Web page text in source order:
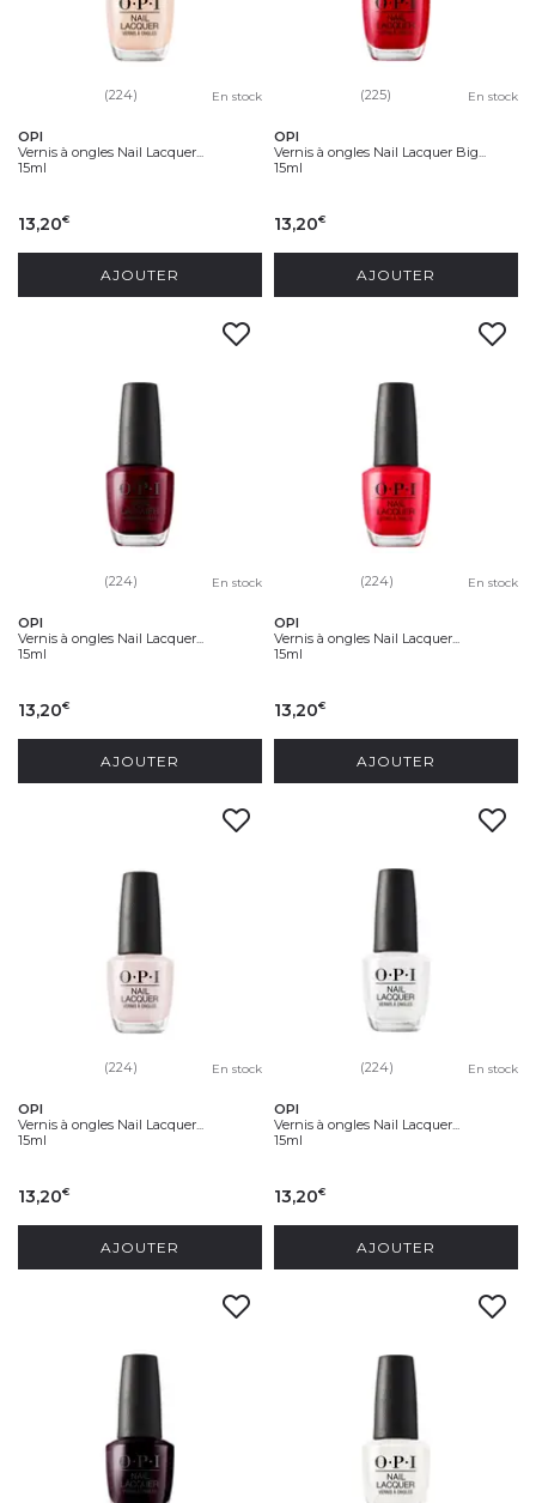
(224) En stock
OPI
Vernis à ongles Nail Lacquer...
15ml
13,20€
AJOUTER
(225) En stock
OPI
Vernis à ongles Nail Lacquer Big...
15ml
13,20€
AJOUTER
(224) En stock
OPI
Vernis à ongles Nail Lacquer...
15ml
13,20€
AJOUTER
(224) En stock
OPI
Vernis à ongles Nail Lacquer...
15ml
13,20€
AJOUTER
(224) En stock
OPI
Vernis à ongles Nail Lacquer...
15ml
13,20€
AJOUTER
(224) En stock
OPI
Vernis à ongles Nail Lacquer...
15ml
13,20€
AJOUTER